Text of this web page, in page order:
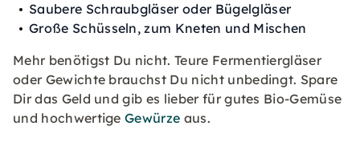
Saubere Schraubgläser oder Bügelgläser
Große Schüsseln, zum Kneten und Mischen
Mehr benötigst Du nicht. Teure Fermentiergläser
oder Gewichte brauchst Du nicht unbedingt. Spare
Dir das Geld und gib es lieber für gutes Bio-Gemüse
und hochwertigeGewürze aus.